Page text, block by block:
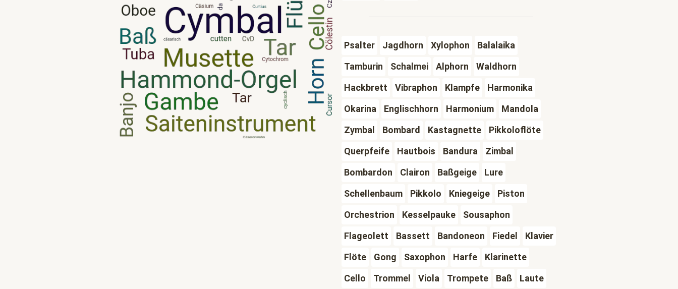
Psalter Jagdhorn Xylophon
Balalaika
Tamburin
Schalmei Alphorn
Waldhorn
Hackbrett
Vibraphon Klampfe
Harmonika
Okarina
Englischhorn Harmonium
Mandola
Zymbal
Bombard Kastagnette
Pikkoloflöte
Querpfeife
Hautbois Bandura
Zimbal
Bombardon
Clairon Baßgeige
Lure
Schellenbaum
Pikkolo Kniegeige
Piston
Orchestrion
Kesselpauke
Sousaphon
Flageolett
Bassett Bandoneon Fiedel
Klavier
Flöte
Gong Saxophon Harfe
Klarinette
Cello
Trommel Viola Trompete Baß
Laute